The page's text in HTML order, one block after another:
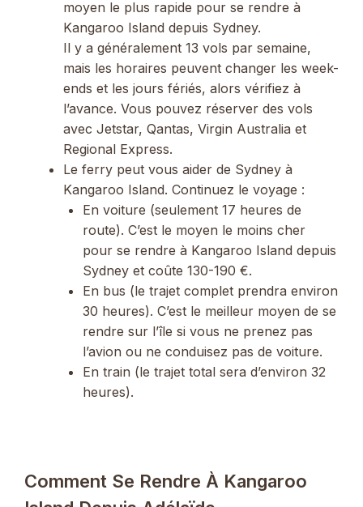
moyen le plus rapide pour se rendre à
Kangaroo Island depuis Sydney.
Il y a généralement 13 vols par semaine,
mais les horaires peuvent changer les week-
ends et les jours fériés, alors vérifiez à
l’avance. Vous pouvez réserver des vols
avec Jetstar, Qantas, Virgin Australia et
Regional Express.
Le ferry peut vous aider de Sydney à
Kangaroo Island. Continuez le voyage :
En voiture (seulement 17 heures de
route). C’est le moyen le moins cher
pour se rendre à Kangaroo Island depuis
Sydney et coûte 130-190 €.
En bus (le trajet complet prendra environ
30 heures). C’est le meilleur moyen de se
rendre sur l’île si vous ne prenez pas
l’avion ou ne conduisez pas de voiture.
En train (le trajet total sera d’environ 32
heures).
Comment Se Rendre À Kangaroo